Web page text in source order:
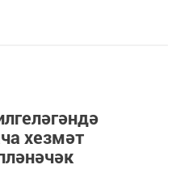
хезмәт